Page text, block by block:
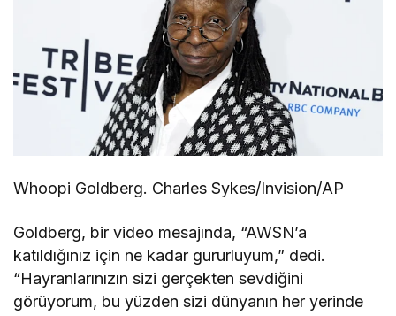
Whoopi Goldberg. Charles Sykes/Invision/AP
Goldberg, bir video mesajında, “AWSN’a
katıldığınız için ne kadar gururluyum,” dedi.
“Hayranlarınızın sizi gerçekten sevdiğini
görüyorum, bu yüzden sizi dünyanın her yerinde